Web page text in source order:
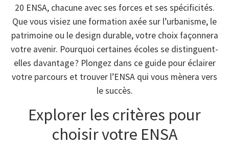
20 ENSA, chacune avec ses forces et ses spécificités.
Que vous visiez une formation axée sur l’urbanisme, le
patrimoine ou le design durable, votre choix façonnera
votre avenir. Pourquoi certaines écoles se distinguent-
elles davantage ? Plongez dans ce guide pour éclairer
votre parcours et trouver l’ENSA qui vous mènera vers
le succès.
Explorer les critères pour
choisir votre ENSA